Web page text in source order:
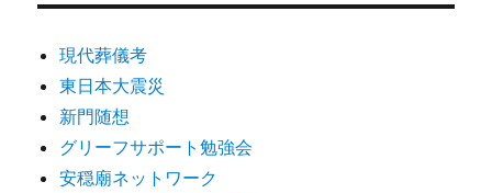
現代葬儀考
東日本大震災
新門随想
グリーフサポート勉強会
安穏廟ネットワーク